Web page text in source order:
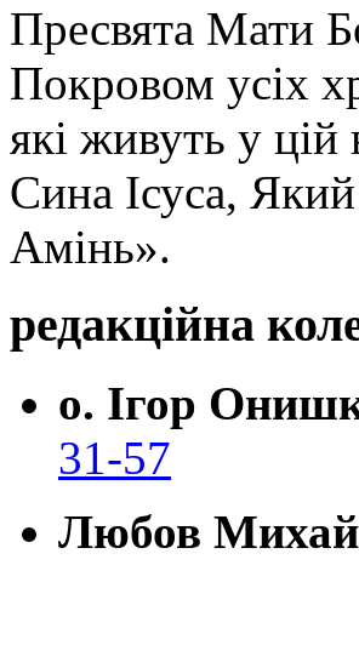
Пресвята Мати
Покровом усіх
які живуть у цій
Сина Ісуса,
Амінь».
редакційна
о. Ігор
31-57
Любов